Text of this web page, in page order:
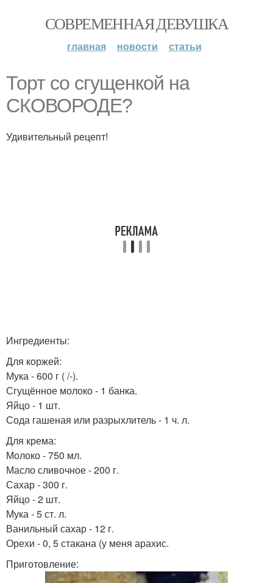
СОВРЕМЕННАЯ ДЕВУШКА
главная новости статьи
Торт со сгущенкой на
СКОВОРОДЕ?
Удивительный рецепт!
Ингредиенты:
Для коржей:
Мука - 600 г ( /-).
Сгущённое молоко - 1 банка.
Яйцо - 1 шт.
Сода гашеная или разрыхлитель - 1 ч. л.
Для крема:
Молоко - 750 мл.
Масло сливочное - 200 г.
Сахар - 300 г.
Яйцо - 2 шт.
Мука - 5 ст. л.
Ванильный сахар - 12 г.
Орехи - 0, 5 стакана (у меня арахис.
Приготовление: